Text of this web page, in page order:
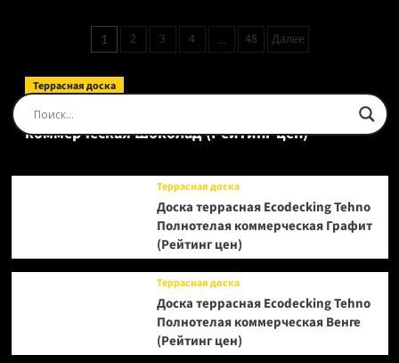
ламинат
CronaFloor
Саломон
(Рейтинг
Пагинация
записей
1 2 3 4 … 48 Далее
Террасная доска
Доска террасная Ecodecking Tehno Полнотелая
коммерческая Шоколад (Рейтинг цен)
Террасная доска
Доска террасная Ecodecking Tehno
Полнотелая коммерческая Графит
(Рейтинг цен)
Террасная доска
Доска террасная Ecodecking Tehno
Полнотелая коммерческая Венге
(Рейтинг цен)